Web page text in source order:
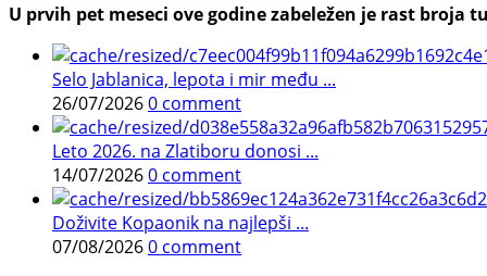
U prvih pet meseci ove godine zabeležen je rast
Selo Jablanica, lepota i mir među ...
26/07/20260 comment
Leto 2026. na Zlatiboru donosi ...
14/07/20260 comment
Doživite Kopaonik na najlepši ...
07/08/20260 comment